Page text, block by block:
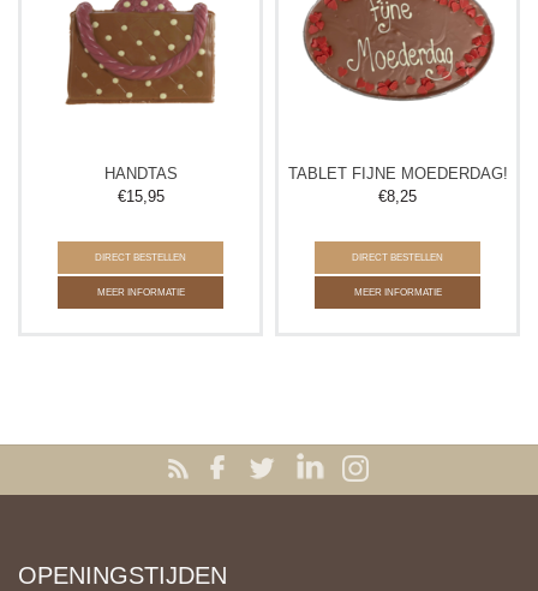
HANDTAS
€15,95
DIRECT BESTELLEN
MEER INFORMATIE
TABLET FIJNE MOEDERDAG!
€8,25
DIRECT BESTELLEN
MEER INFORMATIE
OPENINGSTIJDEN